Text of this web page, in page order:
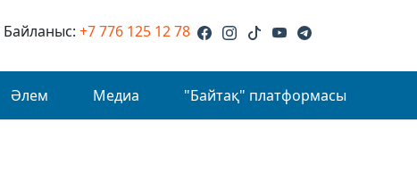
Байланыс:+7 776 125 12 78
Әлем Медиа "Байтақ" платформасы